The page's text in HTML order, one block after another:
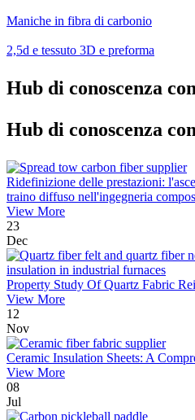
Maniche in fibra di carbonio
2,5d e tessuto 3D e preforma
Hub di conoscenza
Hub di conoscenza
Ridefinizione delle prestazioni:
traino diffuso nell'ingegneria
View More
23
Dec
Property Study Of Quartz Fabric
View More
12
Nov
Ceramic Insulation Sheets: A
View More
08
Jul